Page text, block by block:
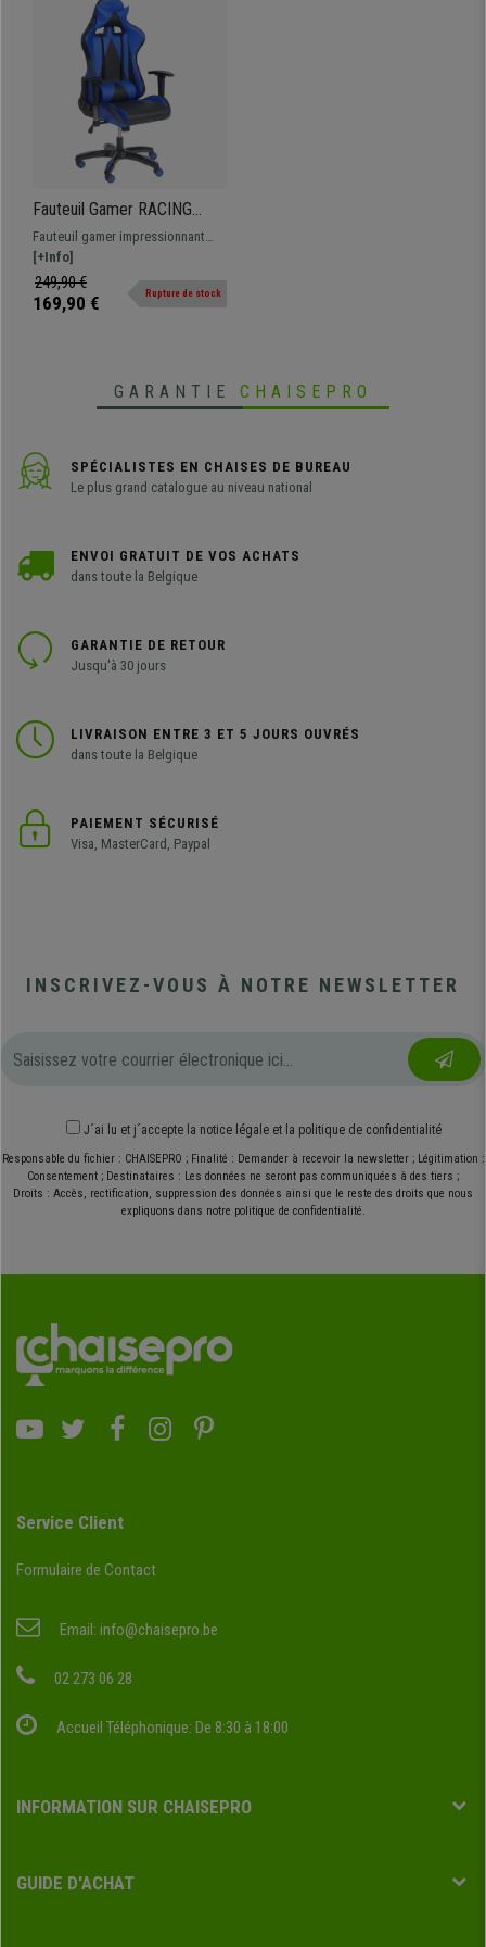
Fauteuil Gamer RACING
LUCA, Dossier Inclinable,
Coussins Lombaire et
Cervical, En Cuir, Noir / Bleu
Fauteuil gamer impressionnant
RACING LUCA. Design
ergonomique, dossier ajustable et
coussins lombaire et cervical,
[+Info]
249,90 €
169,90 € Rupture de stock
GARANTIE CHAISEPRO
SPÉCIALISTES EN CHAISES DE BUREAU
Le plus grand catalogue au niveau national
ENVOI GRATUIT DE VOS ACHATS
dans toute la Belgique
GARANTIE DE RETOUR
Jusqu'à 30 jours
LIVRAISON ENTRE 3 ET 5 JOURS OUVRÉS
dans toute la Belgique
PAIEMENT SÉCURISÉ
Visa, MasterCard, Paypal
INSCRIVEZ-VOUS À NOTRE NEWSLETTER
J´ai lu et j´accepte la notice légale et la politique de confidentialité
Responsable du fichier : CHAISEPRO ; Finalité : Demander à recevoir la newsletter ; Légitimation :
Consentement ; Destinataires : Les données ne seront pas communiquées à des tiers ;
Droits : Accès, rectification, suppression des données ainsi que le reste des droits que nous
expliquons dans notre politique de confidentialité.
Service Client
Formulaire de Contact
Email: info@chaisepro.be
02 273 06 28
Accueil Téléphonique: De 8:30 à 18:00
INFORMATION SUR CHAISEPRO
GUIDE D'ACHAT